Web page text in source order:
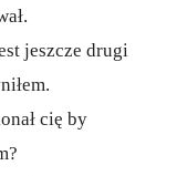
jeszcze drugi
cię by